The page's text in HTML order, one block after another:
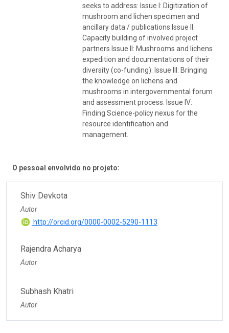
seeks to address: Issue I: Digitization of
mushroom and lichen specimen and
ancillary data / publications Issue II:
Capacity building of involved project
partners Issue II: Mushrooms and lichens
expedition and documentations of their
diversity (co-funding). Issue III: Bringing
the knowledge on lichens and
mushrooms in intergovernmental forum
and assessment process. Issue IV:
Finding Science-policy nexus for the
resource identification and
management.
O pessoal envolvido no projeto:
Shiv Devkota
Autor
http://orcid.org/0000-0002-5290-1113
Rajendra Acharya
Autor
Subhash Khatri
Autor